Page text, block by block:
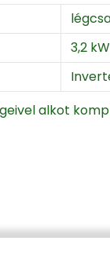
3,2 kW
alkot